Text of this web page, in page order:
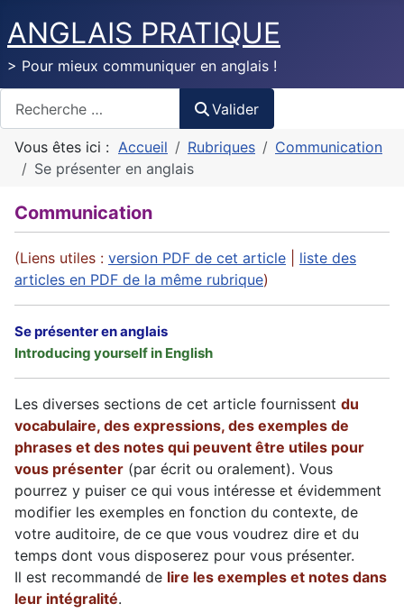
ANGLAIS PRATIQUE
> Pour mieux communiquer en anglais !
Valider
Vous êtes ici : Accueil Rubriques
Communication
Se présenter en anglais
Communication
(Liens utiles : version PDF de cet article
liste des
articles en PDF de la même rubrique)
Se présenter en anglais
Introducing yourself in English
Les diverses sections de cet article fournissent du
vocabulaire, des expressions, des exemples de
phrases et des notes qui peuvent être utiles pour
vous présenter (par écrit ou oralement). Vous
pourrez y puiser ce qui vous intéresse et évidemment
modifier les exemples en fonction du contexte, de
votre auditoire, de ce que vous voudrez dire et du
temps dont vous disposerez pour vous présenter.
Il est recommandé de lire les exemples et notes dans
leur intégralité.